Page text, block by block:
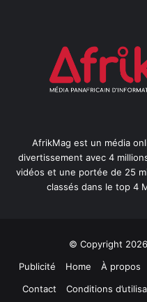
AfrikMag est un média
divertissement avec 4
vidéos et une portée de 25
classés dans le top 4
© Copyright
Publicité
Home À propos
Contact
Conditions